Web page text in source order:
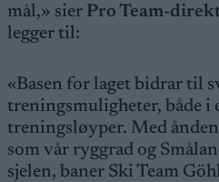
mål,» sier Pro Team-
legger til:
«Basen for laget bidrar til
treningsmuligheter, både i
treningsløyper. Med
som vår ryggrad og
sjelen, baner Ski Team